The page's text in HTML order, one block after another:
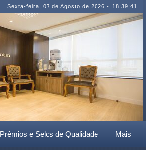
Sexta-feira 07 de Agosto de 2026 - 18:39:41
Prêmios e Selos de Qualidade Mais